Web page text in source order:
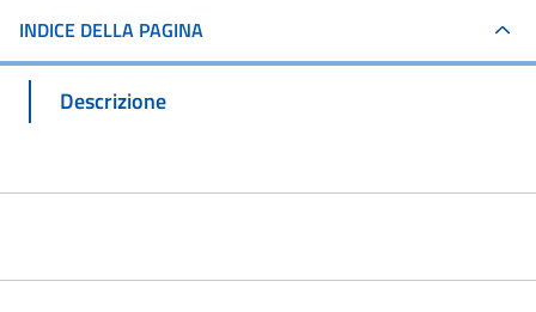
INDICE DELLA PAGINA
Descrizione